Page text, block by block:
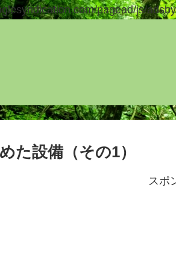
pagead/js/
た設備（その1）
スポ